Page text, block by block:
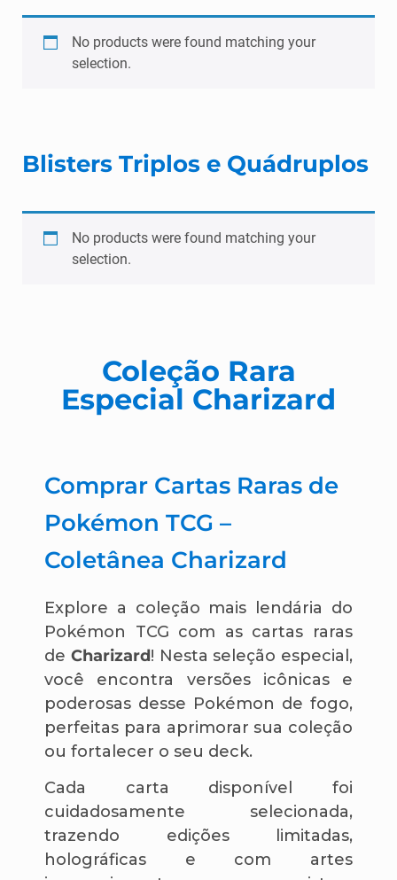
No products were found matching your
selection.
Blisters Triplos e Quádruplos
No products were found matching your
selection.
Coleção Rara
Especial Charizard
Comprar Cartas Raras de
Pokémon TCG –
Coletânea Charizard
Explore a coleção mais lendária do
Pokémon TCG com as cartas raras
de Charizard! Nesta seleção especial,
você encontra versões icônicas e
poderosas desse Pokémon de fogo,
perfeitas para aprimorar sua coleção
ou fortalecer o seu deck.
Cada carta disponível foi
cuidadosamente selecionada,
trazendo edições limitadas,
holográficas e com artes